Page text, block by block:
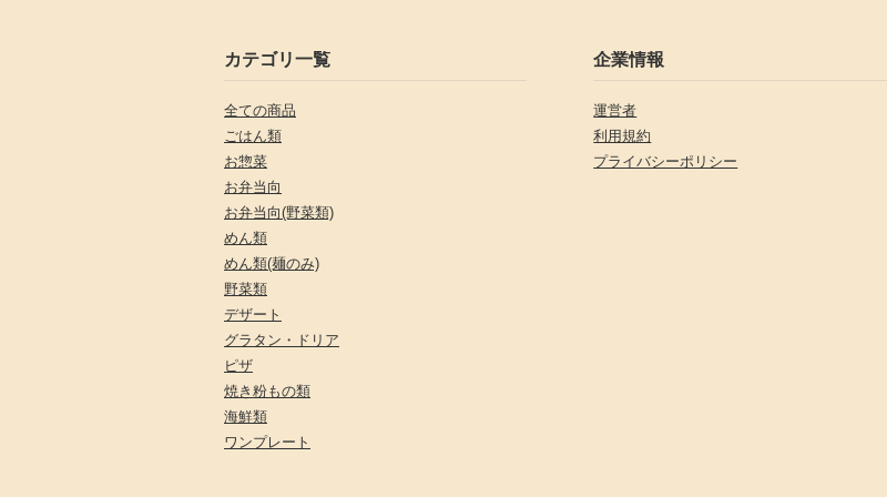
カテゴリ一覧
全ての商品
ごはん類
お惣菜
お弁当向
お弁当向(野菜類)
めん類
めん類(麺のみ)
野菜類
デザート
グラタン・ドリア
ピザ
焼き粉もの類
海鮮類
ワンプレート
企業情報
運営者
利用規約
プライバシーポリシー